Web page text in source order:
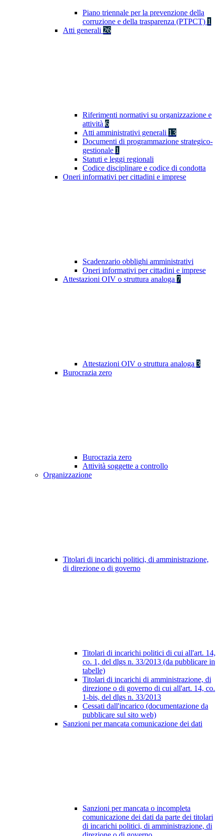
Piano triennale per la prevenzione della
corruzione e della trasparenza (PTPCT) 1
Atti generali 26
Riferimenti normativi su organizzazione e
attività 6
Atti amministrativi generali 13
Documenti di programmazione strategico-
gestionale 1
Statuti e leggi regionali
Codice disciplinare e codice di condotta
Oneri informativi per cittadini e imprese
Scadenzario obblighi amministrativi
Oneri informativi per cittadini e imprese
Attestazioni OIV o struttura analoga 7
Attestazioni OIV o struttura analoga 3
Burocrazia zero
Burocrazia zero
Attività soggette a controllo
Organizzazione
Titolari di incarichi politici, di amministrazione,
di direzione o di governo
Titolari di incarichi politici di cui all'art. 14,
co. 1, del dlgs n. 33/2013 (da pubblicare in
tabelle)
Titolari di incarichi di amministrazione, di
direzione o di governo di cui all'art. 14, co.
1-bis, del dlgs n. 33/2013
Cessati dall'incarico (documentazione da
pubblicare sul sito web)
Sanzioni per mancata comunicazione dei dati
Sanzioni per mancata o incompleta
comunicazione dei dati da parte dei titolari
di incarichi politici, di amministrazione, di